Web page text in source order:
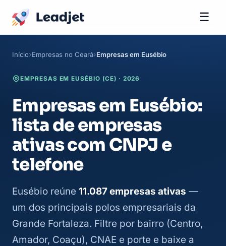
☰
Início Empresas no Ceará Empresas em Eusébio
EMPRESAS EM EUSÉBIO (CE) · 2026
Empresas em Eusébio:
lista de empresas
ativas com CNPJ e
telefone
Eusébio reúne 11.087 empresas ativas —
um dos principais polos empresariais da
Grande Fortaleza. Filtre por bairro (Centro,
Amador, Coaçu), CNAE e porte e baixe a